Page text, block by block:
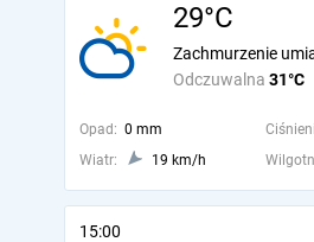
29°C
Odczuwalna 31°C
Zachmurzenie
Opad: 0 mm
Wiatr:
19 km/h
15:00